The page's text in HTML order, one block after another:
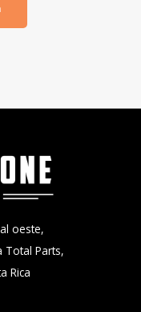
oeste,
Total Parts,
Rica